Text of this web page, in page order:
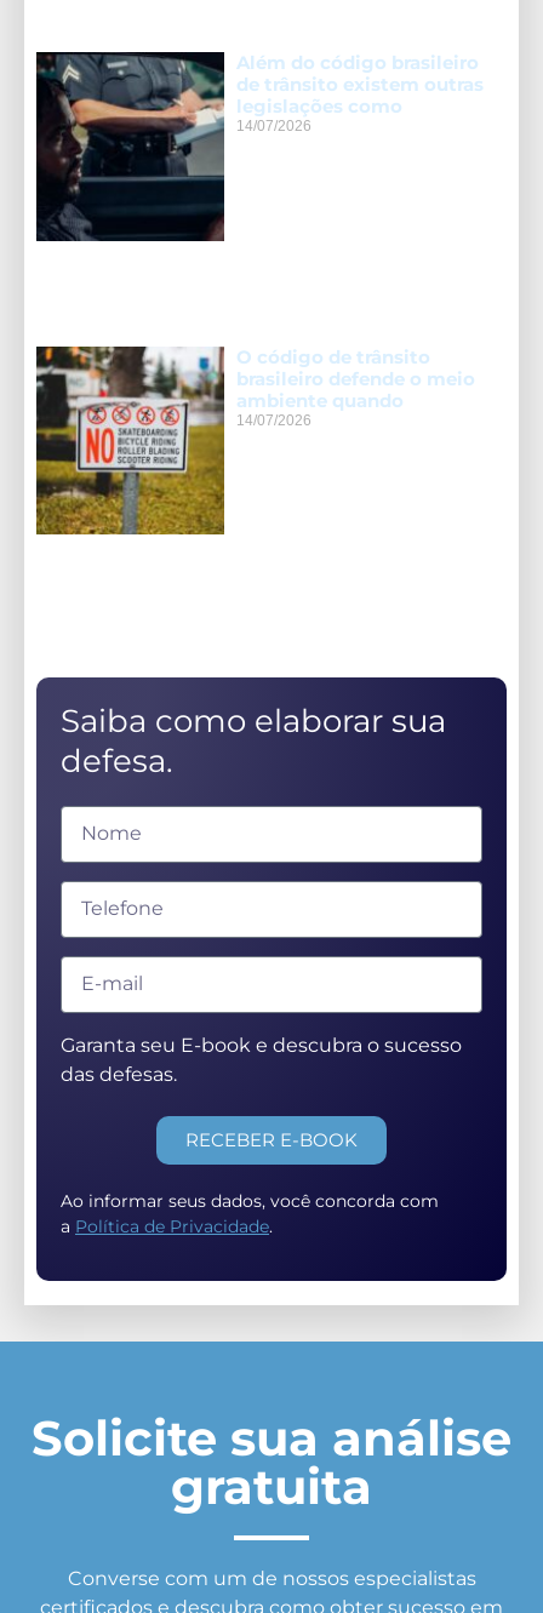
Além do código brasileiro
de trânsito existem outras
legislações como
14/07/2026
O código de trânsito
brasileiro defende o meio
ambiente quando
14/07/2026
Saiba como elaborar sua
defesa.
Garanta seu E-book e descubra o sucesso
das defesas.
RECEBER E-BOOK
Ao informar seus dados, você concorda com
a Política de Privacidade.
Solicite sua análise
gratuita
Converse com um de nossos especialistas
certificados e descubra como obter sucesso em